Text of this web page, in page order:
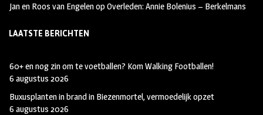
Jan en Roos van EngelenopOverleden: Annie Bolenius – Berkelmans
LAATSTE BERICHTEN
60+ en nog zin om te voetballen? Kom Walking Footballen!
6 augustus 2026
Buxusplanten in brand in Biezenmortel, vermoedelijk opzet
6 augustus 2026